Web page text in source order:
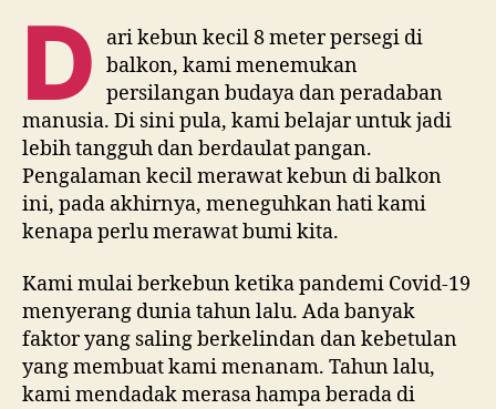
D
ari kebun kecil 8 meter persegi di
balkon, kami menemukan
persilangan budaya dan peradaban
manusia. Di sini pula, kami belajar untuk jadi
lebih tangguh dan berdaulat pangan.
Pengalaman kecil merawat kebun di balkon
ini, pada akhirnya, meneguhkan hati kami
kenapa perlu merawat bumi kita.
Kami mulai berkebun ketika pandemi Covid-19
menyerang dunia tahun lalu. Ada banyak
faktor yang saling berkelindan dan kebetulan
yang membuat kami menanam. Tahun lalu,
kami mendadak merasa hampa berada di